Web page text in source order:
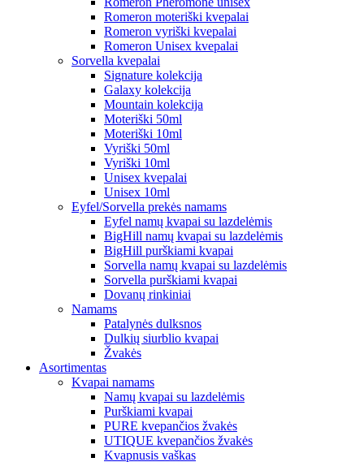
Romeron moteriški kvepalai
Romeron vyriški kvepalai
Romeron Unisex kvepalai
Sorvella kvepalai
Signature kolekcija
Galaxy kolekcija
Mountain kolekcija
Moteriški 50ml
Moteriški 10ml
Vyriški 50ml
Vyriški 10ml
Unisex kvepalai
Unisex 10ml
Eyfel/Sorvella prekės namams
Eyfel namų kvapai su lazdelėmis
BigHill namų kvapai su lazdelėmis
BigHill purškiami kvapai
Sorvella namų kvapai su lazdelėmis
Sorvella purškiami kvapai
Dovanų rinkiniai
Namams
Patalynės dulksnos
Dulkių siurblio kvapai
Žvakės
Asortimentas
Kvapai namams
Namų kvapai su lazdelėmis
Purškiami kvapai
PURE kvepančios žvakės
UTIQUE kvepančios žvakės
Kvapnusis vaškas